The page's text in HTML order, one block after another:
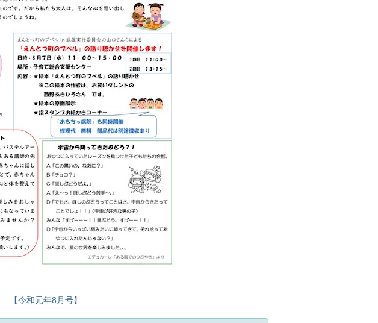
【令和元年8月号】